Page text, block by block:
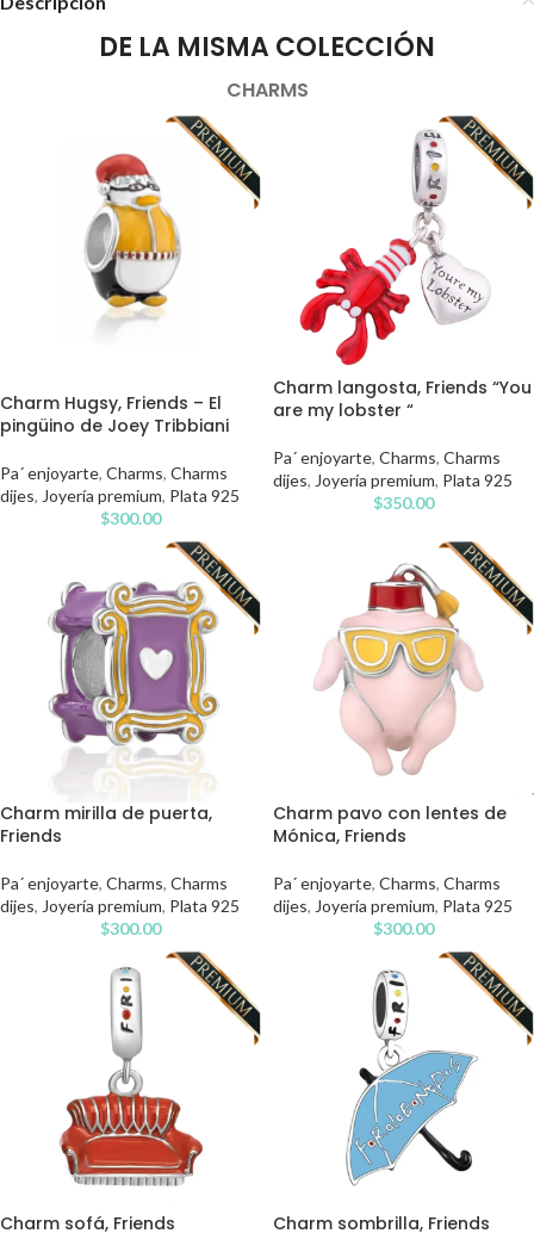
DE LA MISMA COLECCIÓN
CHARMS
Charm Hugsy, Friends – El
pingüino de Joey Tribbiani
Pa´ enjoyarte, Charms, Charms
dijes, Joyería premium, Plata 925
$300.00
Charm langosta, Friends “You
are my lobster “
Pa´ enjoyarte, Charms, Charms
dijes, Joyería premium, Plata 925
$350.00
Charm mirilla de puerta,
Friends
Pa´ enjoyarte, Charms, Charms
dijes, Joyería premium, Plata 925
$300.00
Charm pavo con lentes de
Mónica, Friends
Pa´ enjoyarte, Charms, Charms
dijes, Joyería premium, Plata 925
$300.00
Charm sofá, Friends Charm sombrilla, Friends